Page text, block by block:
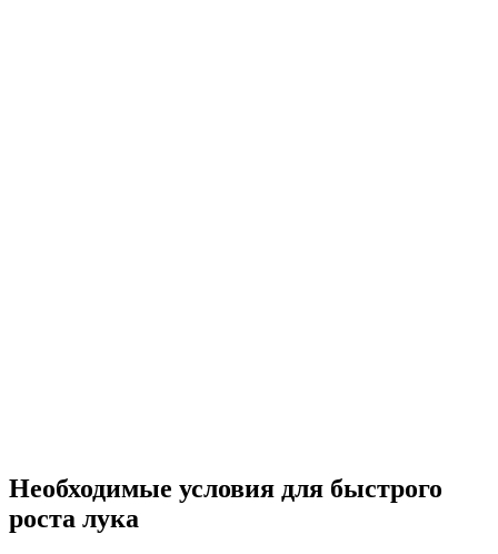
Необходимые условия для быстрого
роста лука